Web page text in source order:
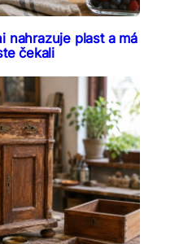
nahrazuje plast a má
čekali